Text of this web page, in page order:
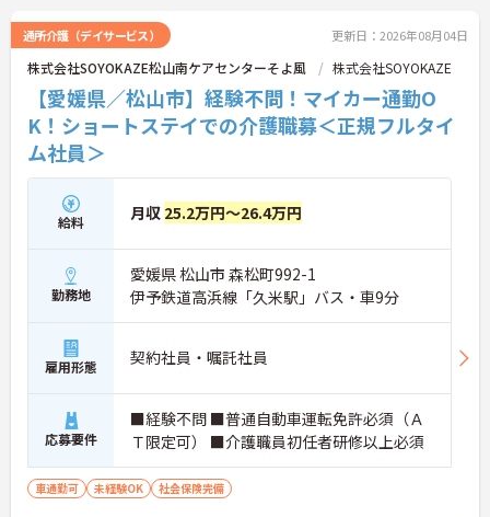
通所介護（デイサービス） 更新日：2026年08月04日
株式会社SOYOKAZE松山南ケアセンターそよ風 株式会社SOYOKAZE
【愛媛県／松山市】経験不問！マイカー通勤O
K！ショートステイでの介護職募＜正規フルタイ
ム社員＞
給料 月収 25.2万円～26.4万円
勤務地
愛媛県 松山市 森松町992-1
伊予鉄道高浜線「久米駅」バス・車9分
雇用形態 契約社員・嘱託社員
応募要件
■経験不問 ■普通自動車運転免許必須（Ａ
Ｔ限定可） ■介護職員初任者研修以上必須
車通勤可 未経験OK 社会保険完備